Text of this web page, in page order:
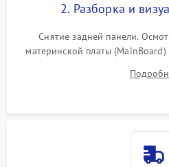
2. Разборка и
Снятие задней панели.
материнской платы
Проверка надежности